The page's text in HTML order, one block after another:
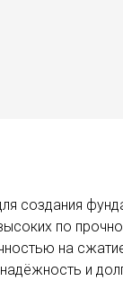
создания
по
на
и